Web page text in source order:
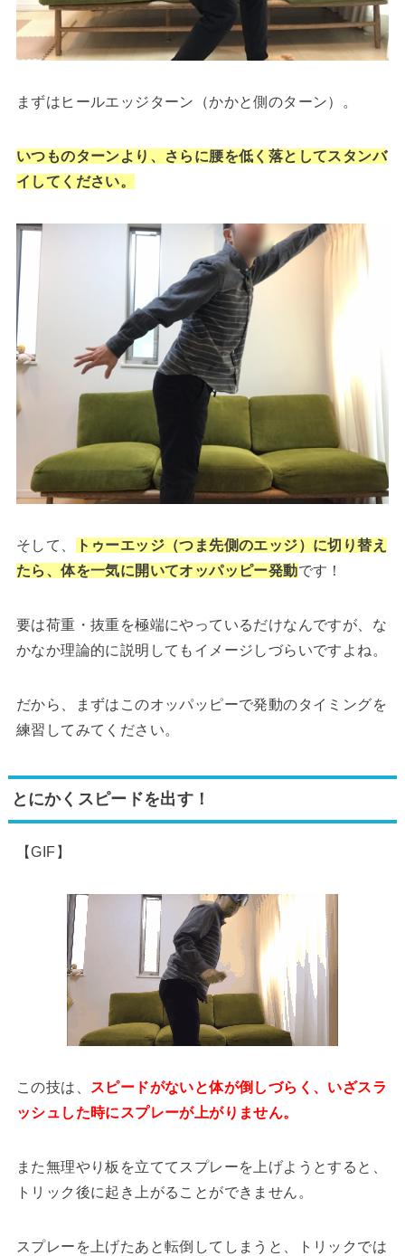
まずはヒールエッジターン（かかと側のターン）。
いつものターンより、さらに腰を低く落としてスタンバ
イしてください。
そして、
トゥーエッジ（つま先側のエッジ）に切り替え
たら、体を一気に開いてオッパッピー発動です！
要は荷重・抜重を極端にやっているだけなんですが、な
かなか理論的に説明してもイメージしづらいですよね。
だから、まずはこのオッパッピーで発動のタイミングを
練習してみてください。
とにかくスピードを出す！
【GIF】
この技は、
スピードがないと体が倒しづらく、いざスラ
ッシュした時にスプレーが上がりません。
また無理やり板を立ててスプレーを上げようとすると、
トリック後に起き上がることができません。
スプレーを上げたあと転倒してしまうと、トリックでは